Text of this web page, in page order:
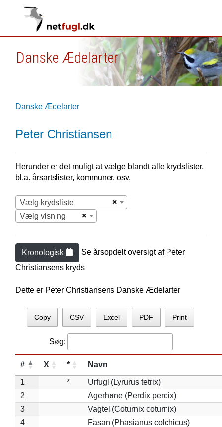
Danske Ædelarter
Danske Ædelarter
Peter Christiansen
Herunder er det muligt at vælge blandt alle krydslister,
bl.a. årsartslister, kommuner, osv.
×
Vælg krydsliste
×
Vælg visning
Kronologisk Se årsopdelt oversigt af Peter
Christiansens kryds
Dette er Peter Christiansens Danske Ædelarter
Copy CSV Excel PDF Print
Søg:
# X * Navn
1 *
Urfugl (Lyrurus tetrix)
2
Agerhøne (Perdix perdix)
3
Vagtel (Coturnix coturnix)
4
Fasan (Phasianus colchicus)